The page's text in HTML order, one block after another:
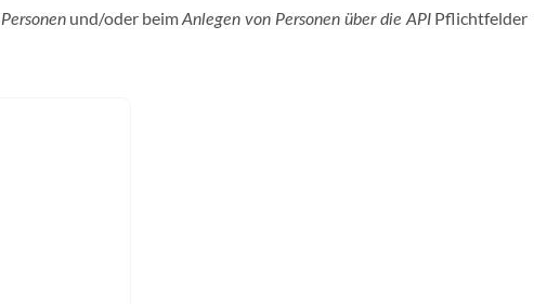
und/oder beimAnlegen von Personen über die API Pflichtfelder